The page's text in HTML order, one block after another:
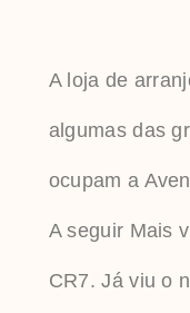
A loja de
algumas das
ocupam a
A seguir Mais
CR7. Já viu o